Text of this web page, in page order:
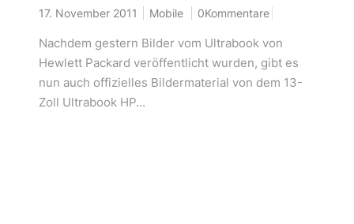
17. November 2011 Mobile 0Kommentare
Nachdem gestern Bilder vom Ultrabook von
Hewlett Packard veröffentlicht wurden, gibt es
nun auch offizielles Bildermaterial von dem 13-
Zoll Ultrabook HP...